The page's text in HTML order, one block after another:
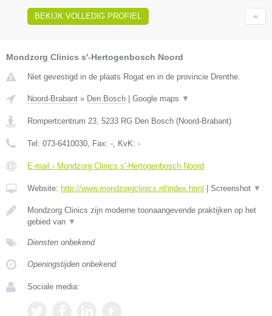
BEKIJK VOLLEDIG PROFIEL
Mondzorg Clinics s'-Hertogenbosch Noord
Niet gevestigd in de plaats Rogat en in de provincie Drenthe.
Noord-Brabant » Den Bosch Google maps ▼
Rompertcentrum 23, 5233 RG Den Bosch (Noord-Brabant)
Tel: 073-6410030, Fax: -, KvK: -
E-mail › Mondzorg Clinics s'-Hertogenbosch Noord
Website: http://www.mondzorgclinics.nl/index.html Screenshot ▼
Mondzorg Clinics zijn moderne toonaangevende praktijken op het
gebied van ▼
Diensten onbekend
Openingstijden onbekend
Sociale media: